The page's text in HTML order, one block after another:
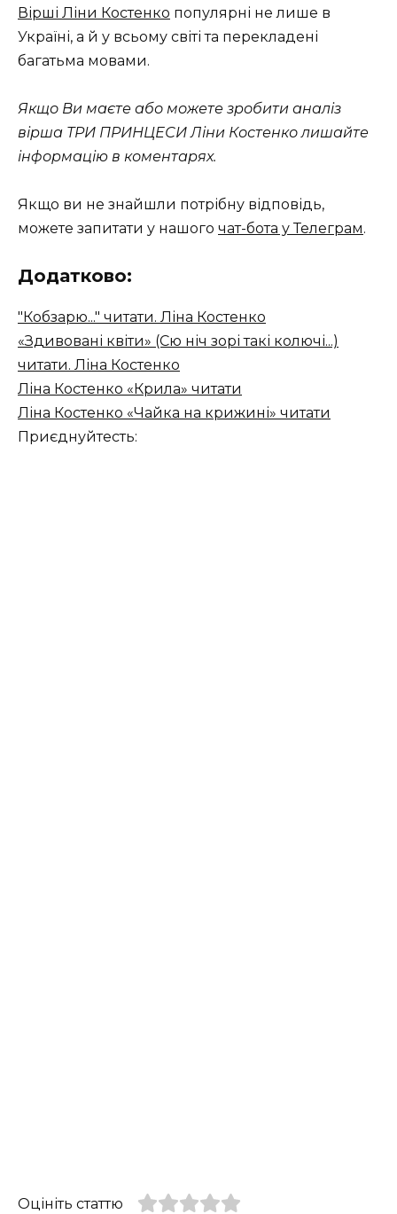
Вірші Ліни Костенко популярні не лише в
Україні, а й у всьому світі та перекладені
багатьма мовами.
Якщо Ви маєте або можете зробити аналіз
вірша ТРИ ПРИНЦЕСИ Ліни Костенко лишайте
інформацію в коментарях.
Якщо ви не знайшли потрібну відповідь,
можете запитати у нашого чат-бота у Телеграм.
Додатково:
"Кобзарю..." читати. Ліна Костенко
«Здивовані квіти» (Сю ніч зорі такі колючі...)
читати. Ліна Костенко
Ліна Костенко «Крила» читати
Ліна Костенко «Чайка на крижині» читати
Приєднуйтесть:
Оцініть статтю